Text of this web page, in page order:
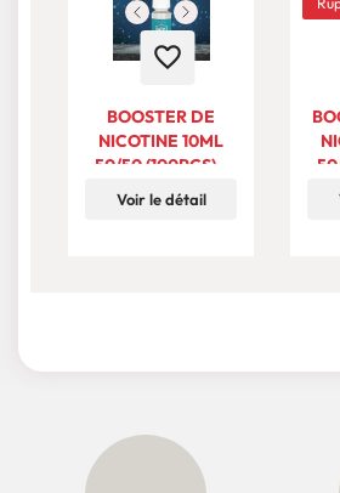
favorite_border
BOOSTER DE
NICOTINE 10ML
50/50 (100PCS) -
MX LAB
Voir le détail